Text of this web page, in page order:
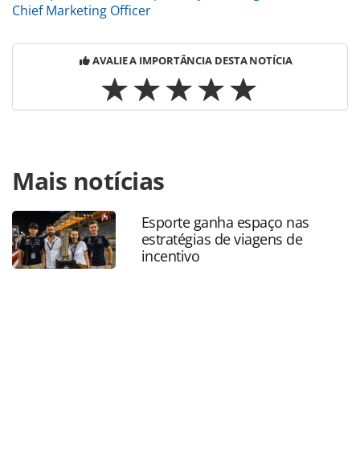
Chief Marketing Officer
AVALIE A IMPORTÂNCIA DESTA NOTÍCIA
https://www.panrotas.com.br/hotelaria/mercado/2026/
taua-mira-expansao-nacional-com-nova-administradora-
hoteleira_229473.html ou as ferramentas oferecidas na
página. Todo o conteúdo produzido pela PANROTAS
Editora é protegido pela legislação brasileira sobre direito
autoral. Não reproduza o conteúdo sem autorização da
Mais notícias
Esporte ganha espaço nas
estratégias de viagens de
incentivo